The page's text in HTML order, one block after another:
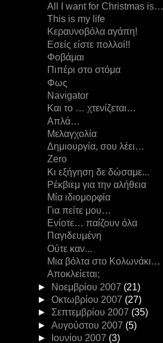
All I want for Christmas is…
This is my life
Κεραυνοβόλα αγάπη!
Εσείς είστε πολλοί!!
Φοβάμαι
Πιπέρι στο στόμα
Φως
Navigator
Και το … χτενίζεται…
Απλά…
Μελαγχολία
Δημιουργία, σου λέει…
Zero
Κι εξήγηση δε δώσαμε...
Ρέκβιεμ για την αλήθεια
Μία ιδιομορφία
Για πείτε μου…
Ενίοτε… παίζουν όλα
Παγιδευμένη
Ούτε καν...
Μια βόλτα στο Κολωνάκι…
Αποκλείεται;
►
Νοεμβρίου 2007 (21)
► Οκτωβρίου 2007 (27)
► Σεπτεμβρίου 2007 (35)
► Αυγούστου 2007 (5)
►
Ιουνίου 2007 (3)